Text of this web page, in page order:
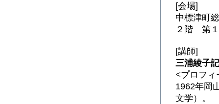
[会場]
中標津町
２階 第
[講師]
三浦綾子
<プロフィ
1962年岡
文学）。